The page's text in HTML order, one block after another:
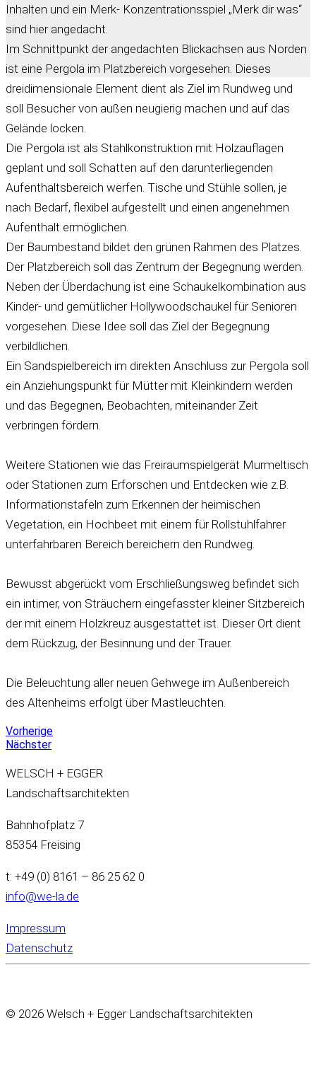
Inhalten und ein Merk- Konzentrationsspiel „Merk dir was“
sind hier angedacht.
Im Schnittpunkt der angedachten Blickachsen aus Norden
ist eine Pergola im Platzbereich vorgesehen. Dieses
dreidimensionale Element dient als Ziel im Rundweg und
soll Besucher von außen neugierig machen und auf das
Gelände locken.
Die Pergola ist als Stahlkonstruktion mit Holzauflagen
geplant und soll Schatten auf den darunterliegenden
Aufenthaltsbereich werfen. Tische und Stühle sollen, je
nach Bedarf, flexibel aufgestellt und einen angenehmen
Aufenthalt ermöglichen.
Der Baumbestand bildet den grünen Rahmen des Platzes.
Der Platzbereich soll das Zentrum der Begegnung werden.
Neben der Überdachung ist eine Schaukelkombination aus
Kinder- und gemütlicher Hollywoodschaukel für Senioren
vorgesehen. Diese Idee soll das Ziel der Begegnung
verbildlichen.
Ein Sandspielbereich im direkten Anschluss zur Pergola soll
ein Anziehungspunkt für Mütter mit Kleinkindern werden
und das Begegnen, Beobachten, miteinander Zeit
verbringen fördern.
Weitere Stationen wie das Freiraumspielgerät Murmeltisch
oder Stationen zum Erforschen und Entdecken wie z.B.
Informationstafeln zum Erkennen der heimischen
Vegetation, ein Hochbeet mit einem für Rollstuhlfahrer
unterfahrbaren Bereich bereichern den Rundweg.
Bewusst abgerückt vom Erschließungsweg befindet sich
ein intimer, von Sträuchern eingefasster kleiner Sitzbereich
der mit einem Holzkreuz ausgestattet ist. Dieser Ort dient
dem Rückzug, der Besinnung und der Trauer.
Die Beleuchtung aller neuen Gehwege im Außenbereich
des Altenheims erfolgt über Mastleuchten.
Vorherige
Nächster
WELSCH + EGGER
Landschaftsarchitekten
Bahnhofplatz 7
85354 Freising
t: +49 (0) 8161 – 86 25 62 0
info@we-la.de
Impressum
Datenschutz
© 2026 Welsch + Egger Landschaftsarchitekten